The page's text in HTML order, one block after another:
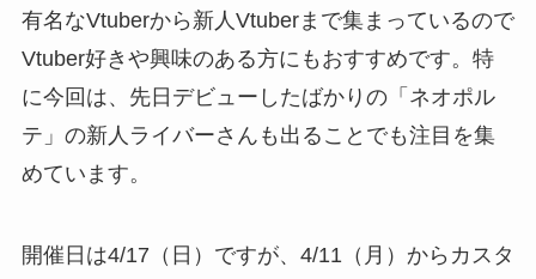
有名なVtuberから新人Vtuberまで集まっているので
Vtuber好きや興味のある方にもおすすめです。特
に今回は、先日デビューしたばかりの「ネオポル
テ」の新人ライバーさんも出ることでも注目を集
めています。
開催日は4/17（日）ですが、4/11（月）からカスタ